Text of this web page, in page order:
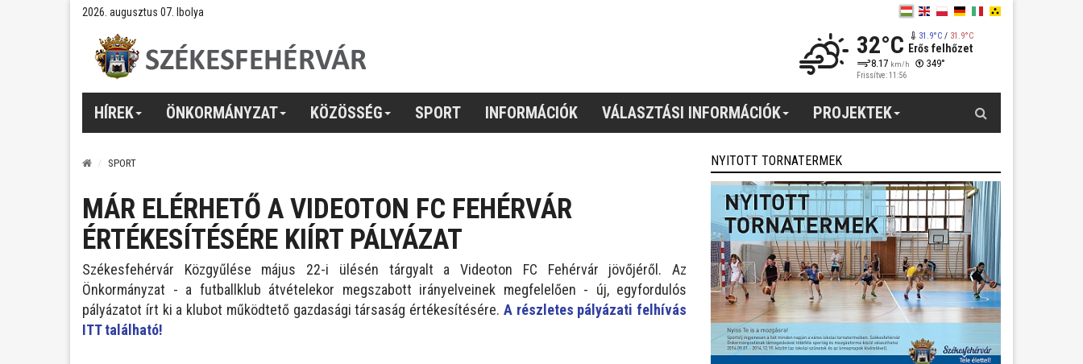
2026. augusztus 07. Ibolya
32°C 31.9°C/ 31.9°C
Erős felhőzet
8.17 km/h 349°
Frissítve: 11:56
HÍREK ÖNKORMÁNYZAT KÖZÖSSÉG SPORT INFORMÁCIÓK VÁLASZTÁSI INFORMÁCIÓK PROJEKTEK
SPORT
MÁR ELÉRHETŐ A VIDEOTON FC FEHÉRVÁR
ÉRTÉKESÍTÉSÉRE KIÍRT PÁLYÁZAT
Székesfehérvár Közgyűlése május 22-i ülésén tárgyalt a Videoton FC Fehérvár jövőjéről. Az
Önkormányzat - a futballklub átvételekor megszabott irányelveinek megfelelően - új, egyfordulós
pályázatot írt ki a klubot működtető gazdasági társaság értékesítésére. A részletes pályázati felhívás
ITT található!
NYITOTT TORNATERMEK